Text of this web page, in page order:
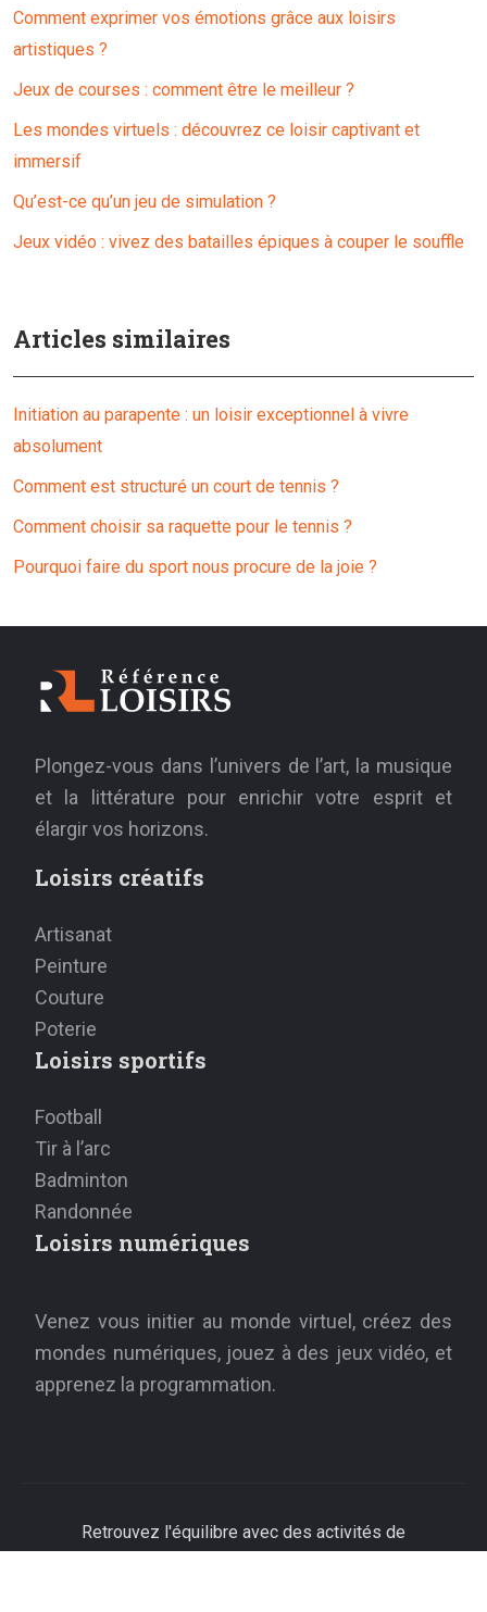
Comment exprimer vos émotions grâce aux loisirs
artistiques ?
Jeux de courses : comment être le meilleur ?
Les mondes virtuels : découvrez ce loisir captivant et
immersif
Qu’est-ce qu’un jeu de simulation ?
Jeux vidéo : vivez des batailles épiques à couper le souffle
Articles similaires
Initiation au parapente : un loisir exceptionnel à vivre
absolument
Comment est structuré un court de tennis ?
Comment choisir sa raquette pour le tennis ?
Pourquoi faire du sport nous procure de la joie ?
Plongez-vous dans l’univers de l’art, la musique
et la littérature pour enrichir votre esprit et
élargir vos horizons.
Loisirs créatifs
Artisanat
Peinture
Couture
Poterie
Loisirs sportifs
Football
Tir à l’arc
Badminton
Randonnée
Loisirs numériques
Venez vous initier au monde virtuel, créez des
mondes numériques, jouez à des jeux vidéo, et
apprenez la programmation.
Retrouvez l'équilibre avec des activités de